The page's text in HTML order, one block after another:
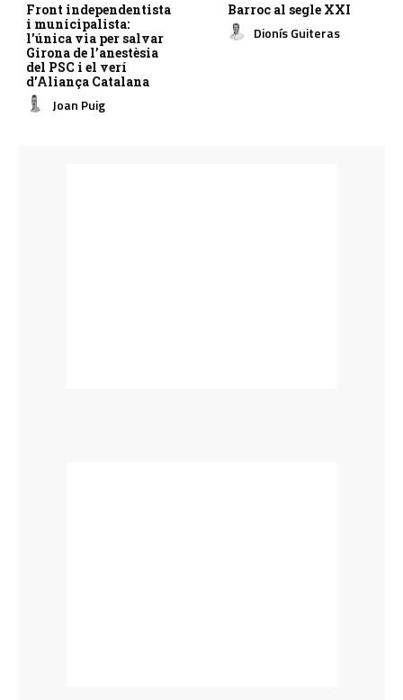
Front independentista
i municipalista:
l’única via per salvar
Girona de l’anestèsia
del PSC i el verí
d’Aliança Catalana
Joan Puig
Barroc al segle XXI
Dionís Guiteras